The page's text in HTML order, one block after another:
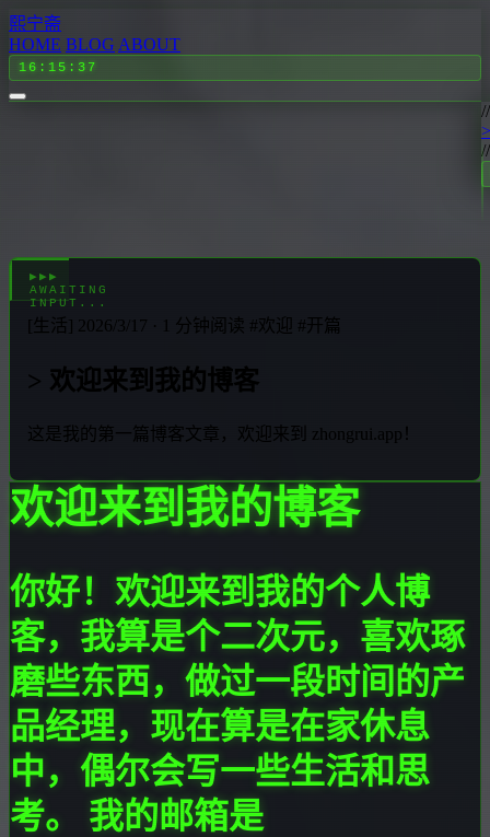
熙宁斋
HOME BLOG ABOUT
16:15:37
[生活] 2026/3/17 · 1 分钟阅读 #欢迎 #开篇
> 欢迎来到我的博客
这是我的第一篇博客文章，欢迎来到 zhongrui.app！
欢迎来到我的博客
你好！欢迎来到我的个人博
客，我算是个二次元，喜欢琢
磨些东西，做过一段时间的产
品经理，现在算是在家休息
中，偶尔会写一些生活和思
考。 我的邮箱是